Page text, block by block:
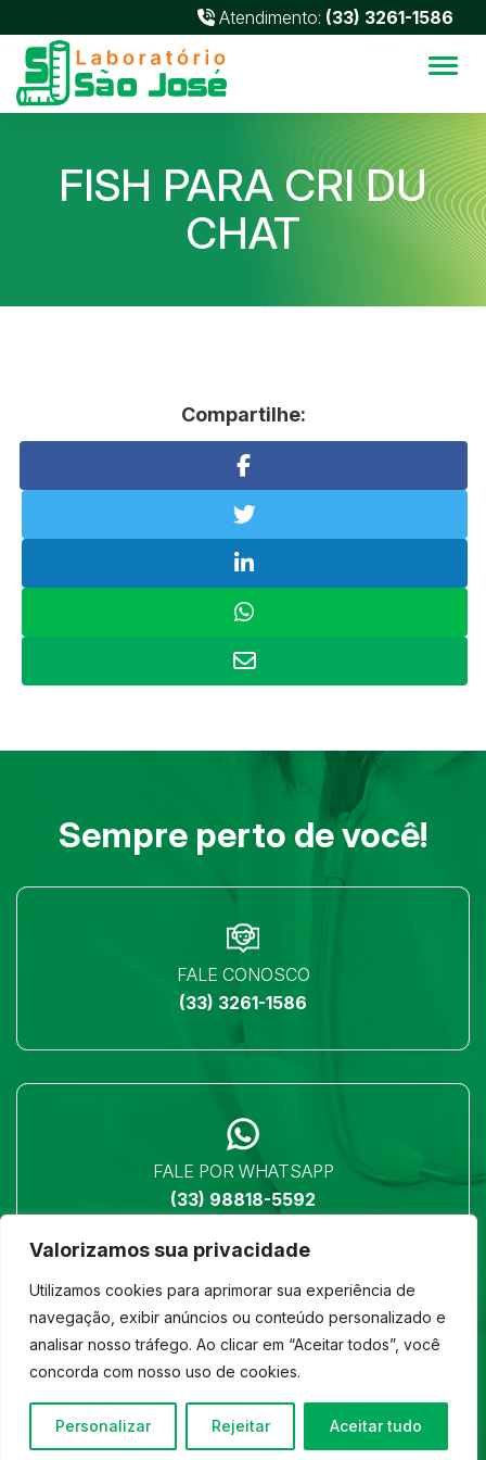
Valorizamos sua privacidade
Utilizamos cookies para aprimorar sua experiência de
navegação, exibir anúncios ou conteúdo personalizado e
analisar nosso tráfego. Ao clicar em “Aceitar todos”, você
concorda com nosso uso de cookies.
Personalizar Rejeitar Aceitar tudo
Atendimento: (33) 3261-1586
FISH PARA CRI DU
CHAT
Compartilhe:
Sempre perto de você!
FALE CONOSCO
(33) 3261-1586
FALE POR WHATSAPP
(33) 98818-5592
LOCALIZAÇÃO